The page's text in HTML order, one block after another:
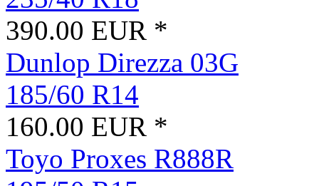
390.00 EUR *
Dunlop Direzza 03G
185/60 R14
160.00 EUR *
Toyo Proxes R888R